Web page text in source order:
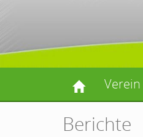
Verein
Berichte